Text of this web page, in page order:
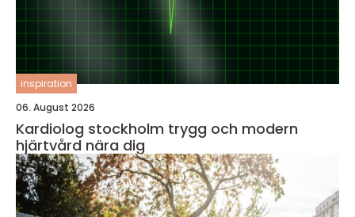
inspiration
06. August 2026
Kardiolog stockholm trygg och modern
hjärtvård nära dig